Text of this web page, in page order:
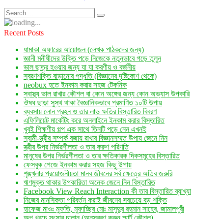
Recent Posts
ধামাকা অফারের আয়োজন (লেখক পাঠকদের জন্য)
জ্ঞানী মনীষীদের উক্তি পড়ে নিজেকে নতুনভাবে গড়ে তুলুন
ভাল ছাত্র হওয়ার জন্য যা যা করণীয় ও বর্জনীয়
স্বরণশক্তি বাড়ানোর পদ্ধতি (বিজ্ঞানের দৃষ্টিকোণ থেকে)
neobux হতে ইনকাম করার সহজ টেকনিক
স্বাস্থ্য ভাল রাখার কৌশল বা কোন অঙ্গের জন্য কোন অভ্যাস উপকারি
ঔষধ ছাড়া সুস্থ থাকা বৈজ্ঞানিকভাবে প্রমাণিত ১০টি উপায়
ব্যবসায় লোন গ্রহন ও তার লাভ ক্ষতির বিস্তারিত বিবরণ
এফিলিয়েট মার্কেটিং করে অনলাইনে ইনকাম করার বিস্তারিত
খুবই শিক্ষণীয় গল্প এক সাথে তিনটি পড়ে নেন এখনই
স্বামী-স্ত্রীর সম্পর্ক বজায় রাখার বিজ্ঞানসম্মত উপায় জেনে নিন
স্ত্রীর উপর নির্ভরশীলতা ও তার করুণ পরিণতি
মানুষের উপর নির্ভরশীলতা ও তার ক্ষতিকারক দিকসমূহের বিস্তারিত
ফেসবুক পেজে ইনকাম করার সহজ কিছু উপায়
শৃঙ্খলার প্রয়োজনীয়তা মানব জীবনের সর্ব ক্ষেত্রে অতিব জরুরি
ঋণমুক্ত থাকার উপকারিতা অনেক জেনে নিন বিস্তারিত
Facebook View Reach Interaction কী তার বিস্তারিত ব্যাখ্যা
নিজের মানসিকতা পরিবর্তন করাই জীবনের সবচেয়ে বড় শক্তি
হাফেজ মাওঃ মুফতি, মুফাচ্ছির মোঃ মাসুদুর রহমান সাহেব, জামালপুরী